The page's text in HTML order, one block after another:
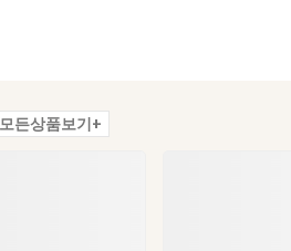
모든상품보기+